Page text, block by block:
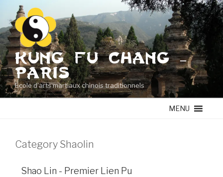
contenu
principal
KUNG FU CHANG –
PARIS
Ecole d'arts martiaux chinois traditionnels
MENU
Category Shaolin
Shao Lin - Premier Lien Pu